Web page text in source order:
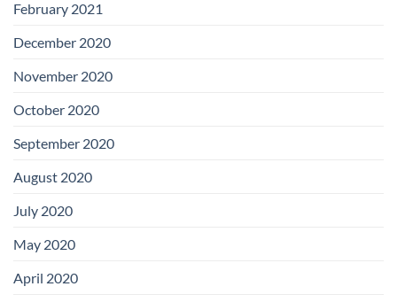
February 2021
December 2020
November 2020
October 2020
September 2020
August 2020
July 2020
May 2020
April 2020